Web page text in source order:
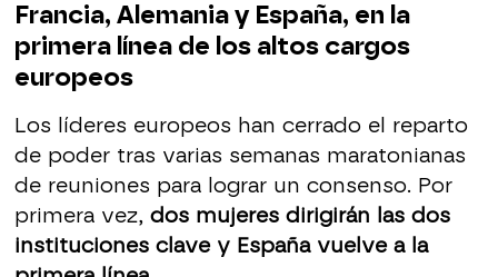
Francia, Alemania y España, en la
primera línea de los altos cargos
europeos
Los líderes europeos han cerrado el reparto
de poder tras varias semanas maratonianas
de reuniones para lograr un consenso. Por
primera vez, dos mujeres dirigirán las dos
instituciones clave y España vuelve a la